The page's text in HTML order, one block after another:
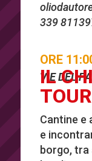
339
ORE
VIE DEL
IL
TOUR
Cantine e
e
borgo,